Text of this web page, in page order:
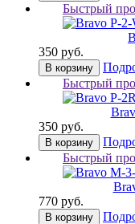
Быстрый
350 руб.
В корзину
Быстрый
350 руб.
В корзину
Быстрый
770 руб.
В корзину